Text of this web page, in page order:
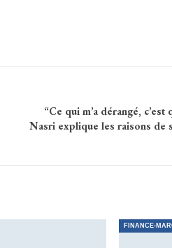
“Ce qui m’a dérangé,
Nasri explique les raisons de
FINANCE-